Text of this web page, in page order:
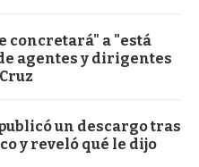
concretará" a "está
agentes y dirigentes
un descargo tras
y reveló qué le dijo